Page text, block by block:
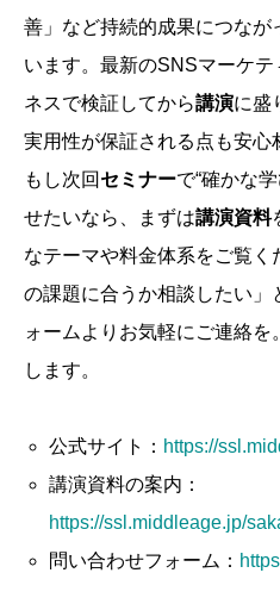
善」など持続的成果につなが
います。最新のSNSマーケ
ネスで検証してから講演に盛
実用性が保証される点も安心
もし次回 セミナーで“確かな
せたいなら、まずは講演資料
なテーマや料金体系をご覧
の課題に合うか相談したい」
ォームよりお気軽にご連絡
します。
公式サイト： https://
講演資料の案内：
https://ssl.middleage.jp/
問い合わせフォーム：